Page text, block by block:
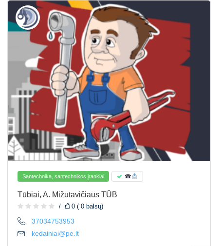
Santechnika, santechnikos įrankiai ☎
Tūbiai, A. Mižutavičiaus TŪB
0 ( 0 balsų)
37034753953
kedainiai@pe.lt